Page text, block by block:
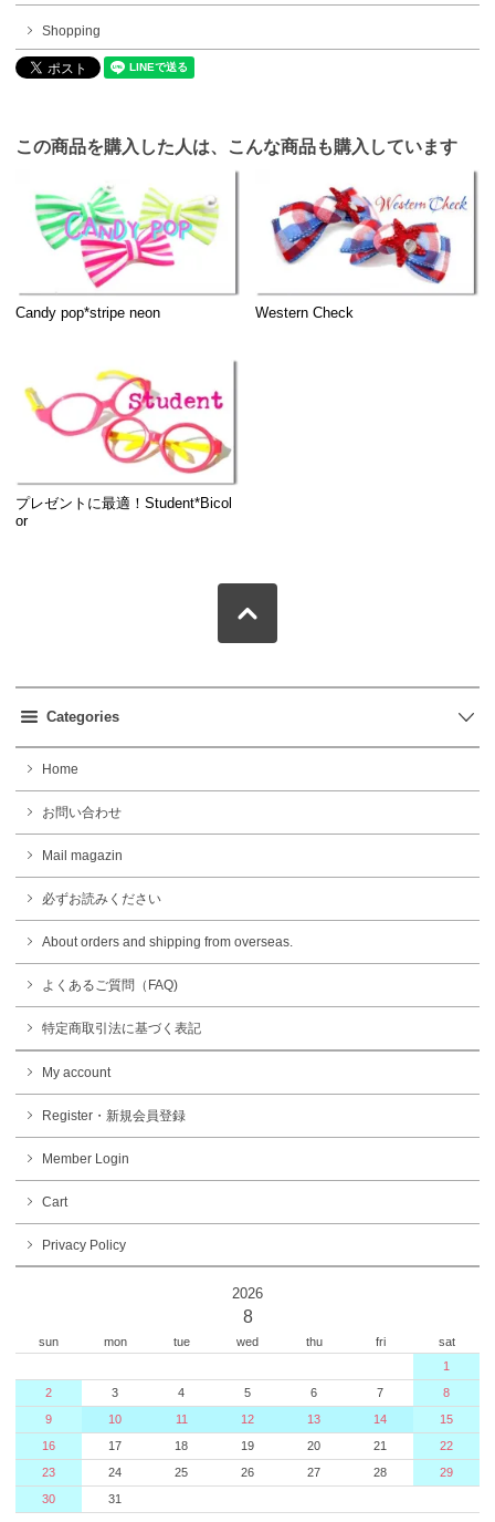
Shopping
この商品を購入した人は、こんな商品も購入しています
Candy pop*stripe neon Western Check
プレゼントに最適！Student*Bicol
or
Categories
Home
お問い合わせ
Mail magazin
必ずお読みください
About orders and shipping from overseas.
よくあるご質問（FAQ)
特定商取引法に基づく表記
My account
Register・新規会員登録
Member Login
Cart
Privacy Policy
2026
8
sun mon tue wed thu fri
sat
1
2
3 4 5 6 7
8
9
10 11 12 13 14
15
16
17 18 19 20 21
22
23
24 25 26 27 28
29
30
31